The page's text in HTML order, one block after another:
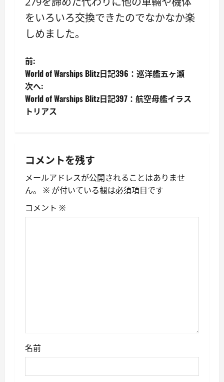
をいろいろ交換できたのでなかなか楽
しめました。
投
稿
ナ
ー
シ
ョ
前:
World of Warships Blitz日記396：巡洋艦五ヶ瀬
次へ:
World of Warships Blitz日記397：航空母艦イラス
トリアス
コメントを残す
メールアドレスが公開されることはありませ
ん。
※ が付いている欄は必須項目です
コメント ※
名前